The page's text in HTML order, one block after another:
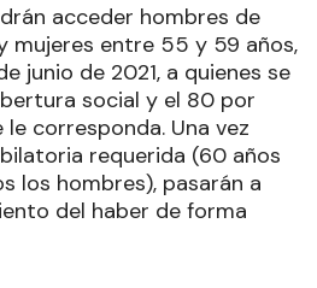
acceder hombres de
mujeres entre 55 y 59 años,
junio de 2021, a quienes se
social y el 80 por
corresponda. Una vez
requerida (60 años
los hombres), pasarán a
del haber de forma